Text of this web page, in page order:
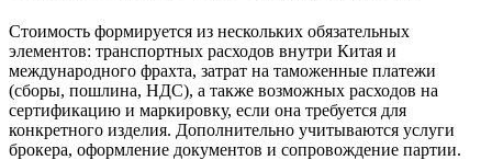
Стоимость формируется из нескольких обязательных
элементов: транспортных расходов внутри Китая и
международного фрахта, затрат на таможенные платежи
(сборы, пошлина, НДС), а также возможных расходов на
сертификацию и маркировку, если она требуется для
конкретного изделия. Дополнительно учитываются услуги
брокера, оформление документов и сопровождение партии.